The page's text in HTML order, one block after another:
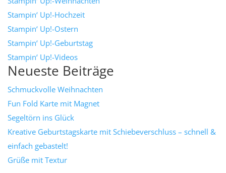
Stampin‘ Up!-Hochzeit
Stampin‘ Up!-Ostern
Stampin‘ Up!-Geburtstag
Stampin‘ Up!-Videos
Neueste Beiträge
Schmuckvolle Weihnachten
Fun Fold Karte mit Magnet
Segeltörn ins Glück
Kreative Geburtstagskarte mit Schiebeverschluss – schnell &
einfach gebastelt!
Grüße mit Textur